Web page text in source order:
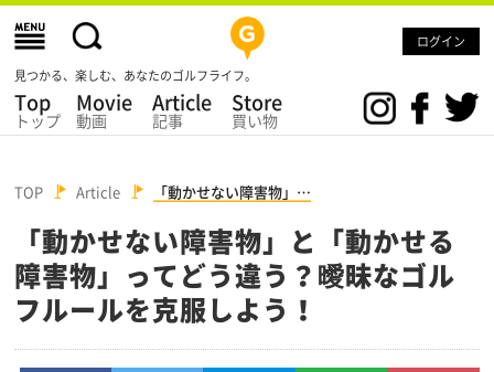
ログイン
見つかる、楽しむ、あなたのゴルフライフ。
Top
トップ
Movie
動画
Article
記事
Store
買い物
TOP Article 「動かせない障害物」…
「動かせない障害物」と「動かせる
障害物」ってどう違う？曖昧なゴル
フルールを克服しよう！